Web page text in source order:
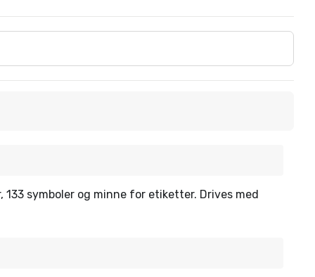
symboler og minne for etiketter. Drives med